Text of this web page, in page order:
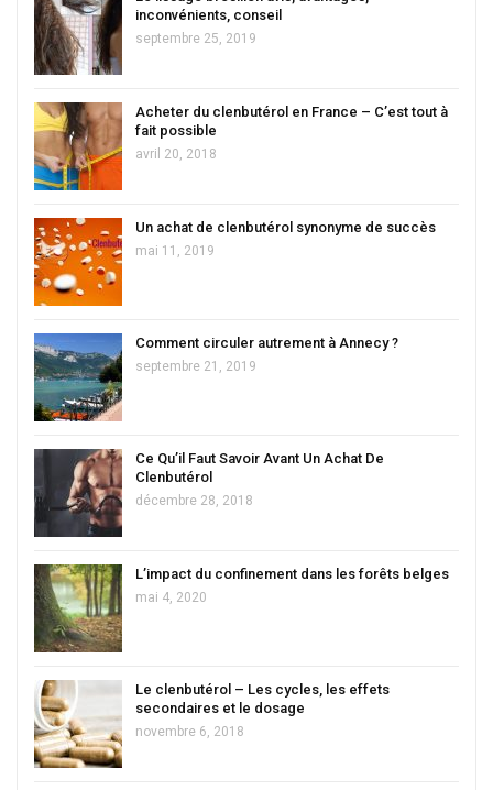
inconvénients, conseil
septembre 25, 2019
Acheter du clenbutérol en France – C’est tout à
fait possible
avril 20, 2018
Un achat de clenbutérol synonyme de succès
mai 11, 2019
Comment circuler autrement à Annecy ?
septembre 21, 2019
Ce Qu’il Faut Savoir Avant Un Achat De
Clenbutérol
décembre 28, 2018
L’impact du confinement dans les forêts belges
mai 4, 2020
Le clenbutérol – Les cycles, les effets
secondaires et le dosage
novembre 6, 2018